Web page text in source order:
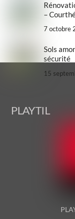
–
7 octobre
Sols
sécurité
15
PLAYTIL